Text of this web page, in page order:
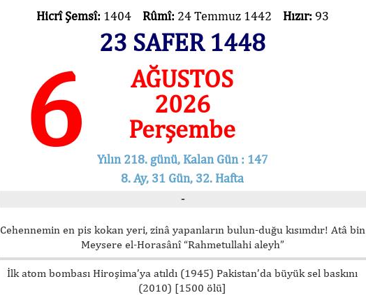
Hicrî Şemsî: 1404 Rûmî: 24 Temmuz 1442 Hızır: 93
23 SAFER 1448
6
AĞUSTOS
2026
Perşembe
Yılın 218. günü, Kalan Gün : 147
8. Ay, 31 Gün, 32. Hafta
-
Cehennemin en pis kokan yeri, zinâ yapanların bulun-duğu kısımdır! Atâ bin
Meysere el-Horasânî “Rahmetullahi aleyh”
İlk atom bombası Hiroşima’ya atıldı (1945) Pakistan’da büyük sel baskını
(2010) [1500 ölü]